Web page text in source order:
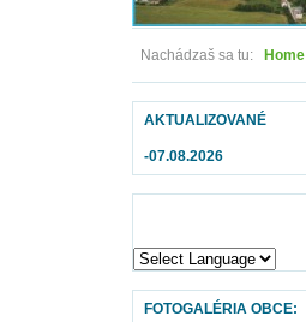
Nachádzaš sa tu: Home
AKTUALIZOVANÉ
-07.08.2026
FOTOGALÉRIA OBCE: